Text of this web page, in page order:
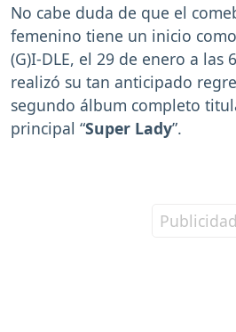
No cabe duda de que el
femenino tiene un inicio
(G)I-DLE, el 29 de enero a las
realizó su tan anticipado
segundo álbum completo
principal “Super Lady”.